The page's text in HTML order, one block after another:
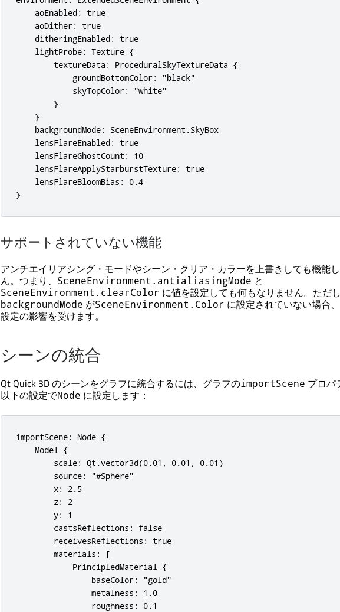
    aoEnabled: true
    aoDither: true
    ditheringEnabled: true
    lightProbe: Texture {
        textureData: ProceduralSkyTextureData {
            groundBottomColor: "black"
            skyTopColor: "white"
        }
    }
    backgroundMode: SceneEnvironment.SkyBox
    lensFlareEnabled: true
    lensFlareGhostCount: 10
    lensFlareApplyStarburstTexture: true
    lensFlareBloomBias: 0.4
}
サポートされていない機能
アンチエイリアシング・モードやシーン・クリア・カラーを上書きしても機能
ん。つまり、
SceneEnvironment.antialiasingMode と
SceneEnvironment.clearColor に値を設定しても何もなりません。ただし
backgroundMode がSceneEnvironment.Color に設定されていない場合
設定の影響を受けます。
シーンの統合
Qt Quick 3Dのシーンをグラフに統合するには、グラフのimportScene プロパ
以下の設定でNode に設定します：
importScene: Node {
    Model {
        scale: Qt.vector3d(0.01, 0.01, 0.01)
        source: "#Sphere"
        x: 2.5
        z: 2
        y: 1
        castsReflections: false
        receivesReflections: true
        materials: [
            PrincipledMaterial {
                baseColor: "gold"
                metalness: 1.0
                roughness: 0.1